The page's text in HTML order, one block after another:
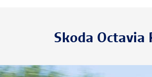
Skoda Octavia